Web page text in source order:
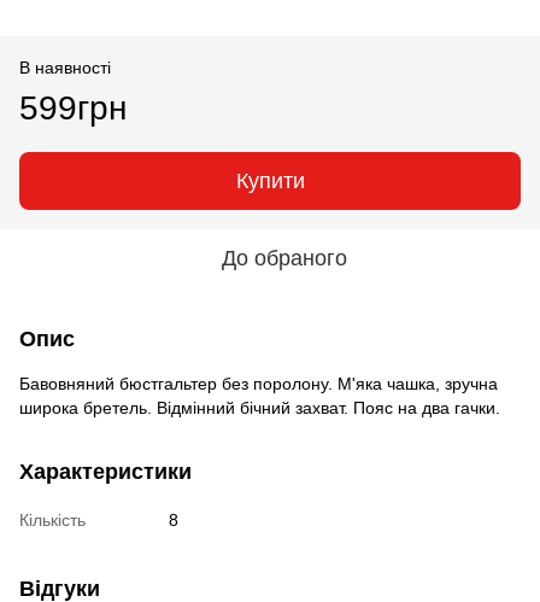
В наявності
599грн
Купити
До обраного
Опис
Бавовняний бюстгальтер без поролону. М'яка чашка, зручна
широка бретель. Відмінний бічний захват. Пояс на два гачки.
Характеристики
Кількість 8
Відгуки